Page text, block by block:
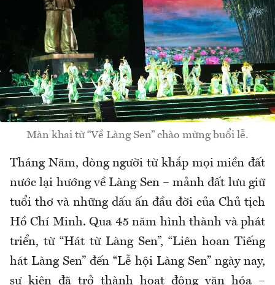
Màn khai từ “Về Làng Sen” chào mừng buổi lễ.
Tháng Năm, dòng người từ khắp mọi miền đất
nước lại hướng về Làng Sen – mảnh đất lưu giữ
tuổi thơ và những dấu ấn đầu đời của Chủ tịch
Hồ Chí Minh. Qua 45 năm hình thành và phát
triển, từ “Hát từ Làng Sen”, “Liên hoan Tiếng
hát Làng Sen” đến “Lễ hội Làng Sen” ngày nay,
sự kiện đã trở thành hoạt động văn hóa –